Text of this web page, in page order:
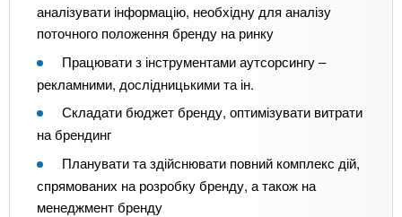
аналізувати інформацію, необхідну для аналізу
поточного положення бренду на ринку
Працювати з інструментами аутсорсингу –
рекламними, дослідницькими та ін.
Складати бюджет бренду, оптимізувати витрати
на брендинг
Планувати та здійснювати повний комплекс дій,
спрямованих на розробку бренду, а також на
менеджмент бренду